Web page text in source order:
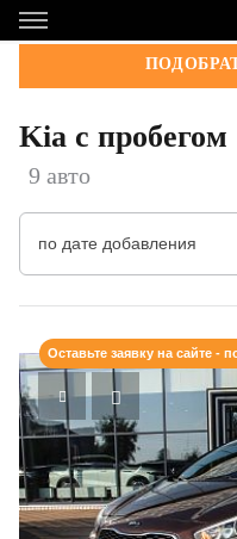
Kia с пробегом
9 авто
по дате добавления
Оставьте заявку на сайте -